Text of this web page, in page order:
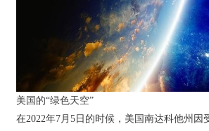
美国的“绿色天空”
在2022年7月5日的时候，美国南达科他州因